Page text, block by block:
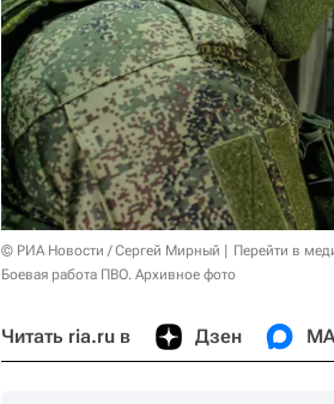
© РИА Новости / Сергей Мирный
Перейти в
Боевая работа ПВО. Архивное фото
Читать ria.ru в Дзен